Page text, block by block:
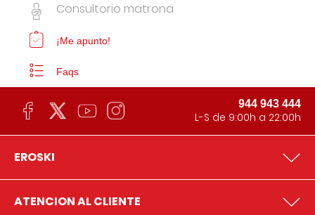
Consultorio matrona
¡Me apunto!
Faqs
944 943 444
L-S de 9:00h a 22:00h
EROSKI
ATENCION AL CLIENTE